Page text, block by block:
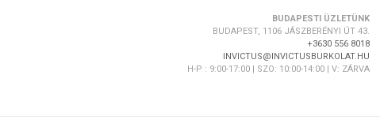
BUDAPESTI ÜZLETÜNK
BUDAPEST, 1106 JÁSZBERÉNYI ÚT 43.
+3630 556 8018
INVICTUS@INVICTUSBURKOLAT.HU
H-P : 9:00-17:00 | SZO: 10:00-14:00 | V: ZÁRVA